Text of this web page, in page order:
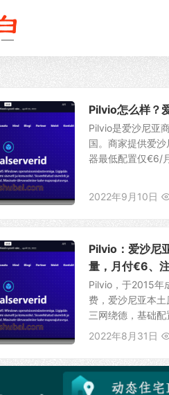
Pilvio怎么样？
Pilvio是爱沙尼亚
国。商家提供爱
器最低配置仅€6/
2022年9月10日
Pilvio：爱沙尼
量，月付€6、
Pilvio，于2015年
费，爱沙尼亚本
三网绕德，基础配
2022年8月31日